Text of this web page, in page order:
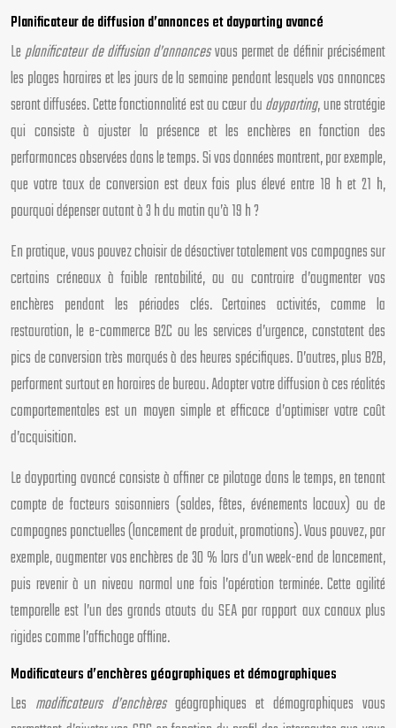
Planificateur de diffusion d’annonces et dayparting avancé
Leplanificateur de diffusion d’annoncesvous permet de définir précisément
les plages horaires et les jours de la semaine pendant lesquels vos annonces
seront diffusées. Cette fonctionnalité est au cœur dudayparting, une stratégie
qui consiste à ajuster la présence et les enchères en fonction des
performances observées dans le temps. Si vos données montrent, par exemple,
que votre taux de conversion est deux fois plus élevé entre 18 h et 21 h,
pourquoi dépenser autant à 3 h du matin qu’à 19 h ?
En pratique, vous pouvez choisir de désactiver totalement vos campagnes sur
certains créneaux à faible rentabilité, ou au contraire d’augmenter vos
enchères pendant les périodes clés. Certaines activités, comme la
restauration, le e-commerce B2C ou les services d’urgence, constatent des
pics de conversion très marqués à des heures spécifiques. D’autres, plus B2B,
performent surtout en horaires de bureau. Adapter votre diffusion à ces réalités
comportementales est un moyen simple et efficace d’optimiser votre coût
d’acquisition.
Le dayparting avancé consiste à affiner ce pilotage dans le temps, en tenant
compte de facteurs saisonniers (soldes, fêtes, événements locaux) ou de
campagnes ponctuelles (lancement de produit, promotions). Vous pouvez, par
exemple, augmenter vos enchères de 30 % lors d’un week-end de lancement,
puis revenir à un niveau normal une fois l’opération terminée. Cette agilité
temporelle est l’un des grands atouts du SEA par rapport aux canaux plus
rigides comme l’affichage offline.
Modificateurs d’enchères géographiques et démographiques
Les modificateurs d’enchèresgéographiques et démographiques vous